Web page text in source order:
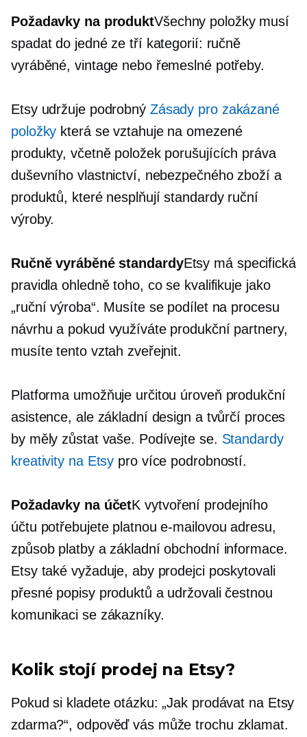
Požadavky na produktVšechny položky musí
spadat do jedné ze tří kategorií: ručně
vyráběné, vintage nebo řemeslné potřeby.
Etsy udržuje podrobný Zásady pro zakázané
položky která se vztahuje na omezené
produkty, včetně položek porušujících práva
duševního vlastnictví, nebezpečného zboží a
produktů, které nesplňují standardy ruční
výroby.
Ručně vyráběné standardyEtsy má specifická
pravidla ohledně toho, co se kvalifikuje jako
„ruční výroba“. Musíte se podílet na procesu
návrhu a pokud využíváte produkční partnery,
musíte tento vztah zveřejnit.
Platforma umožňuje určitou úroveň produkční
asistence, ale základní design a tvůrčí proces
by měly zůstat vaše. Podívejte se. Standardy
kreativity na Etsy pro více podrobností.
Požadavky na účetK vytvoření prodejního
účtu potřebujete platnou e-mailovou adresu,
způsob platby a základní obchodní informace.
Etsy také vyžaduje, aby prodejci poskytovali
přesné popisy produktů a udržovali čestnou
komunikaci se zákazníky.
Kolik stojí prodej na Etsy?
Pokud si kladete otázku: „Jak prodávat na Etsy
zdarma?“, odpověď vás může trochu zklamat.